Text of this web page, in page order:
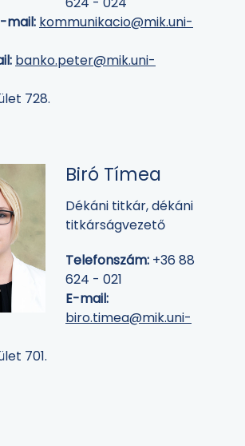
mail: kommunikacio@mik.uni-
banko.peter@mik.uni-
728.
Biró Tímea
Dékáni titkár, dékáni
titkárságvezető
Telefonszám: +36 88
624 - 021
E-mail:
biro.timea@mik.uni-
701.